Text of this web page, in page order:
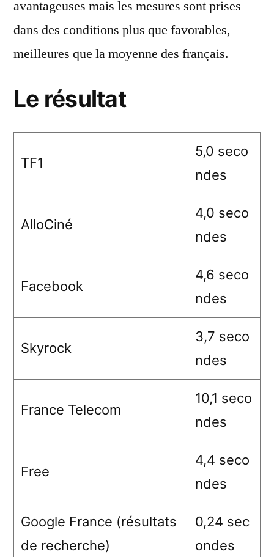
avantageuses mais les mesures sont prises
dans des conditions plus que favorables,
meilleures que la moyenne des français.
Le résultat
TF1
5,0 seco
ndes
AlloCiné
4,0 seco
ndes
Facebook
4,6 seco
ndes
Skyrock
3,7 seco
ndes
France Telecom
10,1 seco
ndes
Free
4,4 seco
ndes
Google France (résultats
de recherche)
0,24 sec
ondes